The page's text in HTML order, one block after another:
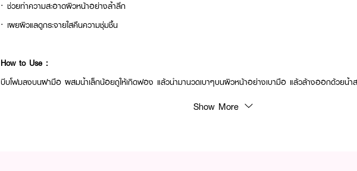
· ช่วยทำความสะอาดผิวหน้าอย่างล้ำลึก
· เผยผิวแลดูกระจายใสคืนความชุ่มชื้น
How to Use :
บีบโฟมลงบนฝามือ ผสมน้ำเล็กน้อยถูให้เกิดฟอง แล้วนำมานวดเบาๆบนผิวหน้าอย่างเบามือ แล้วล้างออกด้วยน้ำ
Show More